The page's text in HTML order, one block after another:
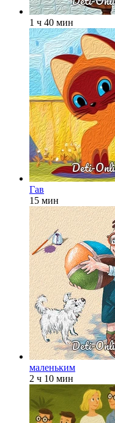
1 ч 40 мин
Гав
15 мин
маленьким
2 ч 10 мин